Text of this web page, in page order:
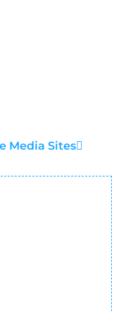
Media Sites